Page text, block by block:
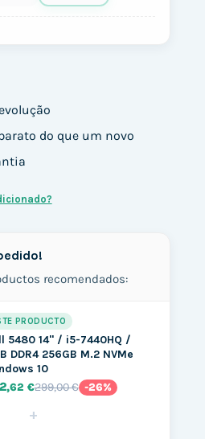
do que um novo
recomendados:
PRODUCTO
5480 14" / i5-7440HQ /
DDR4 256GB M.2 NVMe
10
,62 €299,00 € -26%
+